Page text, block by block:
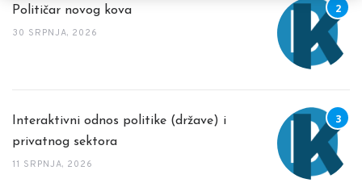
Političar novog kova
30 SRPNJA, 2026
Interaktivni odnos politike (države) i
privatnog sektora
11 SRPNJA, 2026